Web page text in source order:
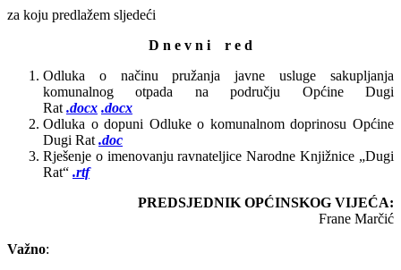
za koju predlažem sljedeći
D n e v n i r e d
Odluka o načinu pružanja javne usluge sakupljanja
komunalnog otpada na području Općine Dugi
Rat .docx .docx
Odluka o dopuni Odluke o komunalnom doprinosu Općine
Dugi Rat .doc
Rješenje o imenovanju ravnateljice Narodne Knjižnice „Dugi
Rat“ .rtf
PREDSJEDNIK OPĆINSKOG VIJEĆA:
Frane Marčić
Važno: